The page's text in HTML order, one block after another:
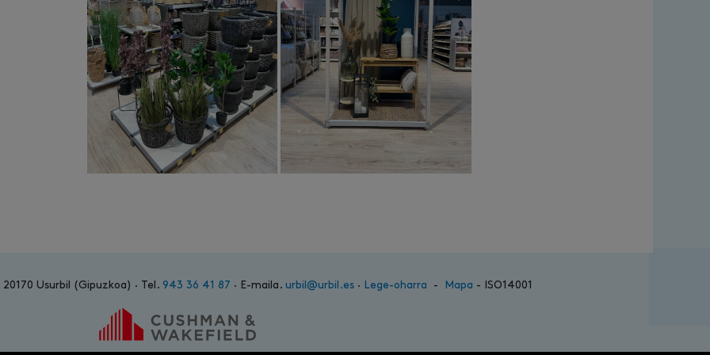
Usurbil (Gipuzkoa) · Tel. 943 36 41 87 · E-maila. urbil@urbil.es · Lege-oharra - Mapa - ISO14001